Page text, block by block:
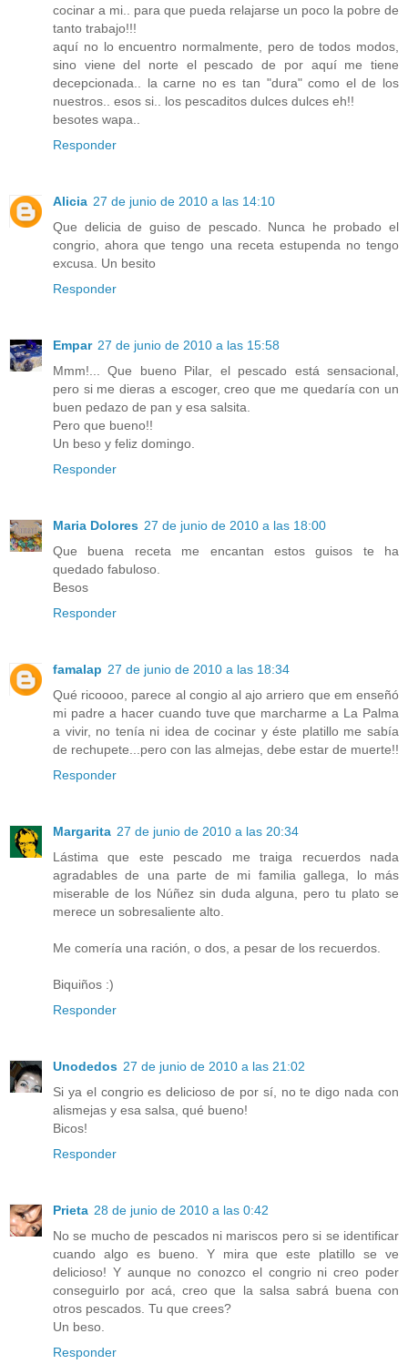
cocinar a mi.. para que pueda relajarse un poco la pobre de
tanto trabajo!!!
aquí no lo encuentro normalmente, pero de todos modos,
sino viene del norte el pescado de por aquí me tiene
decepcionada.. la carne no es tan "dura" como el de los
nuestros.. esos si.. los pescaditos dulces dulces eh!!
besotes wapa..
Responder
Alicia 27 de junio de 2010 a las 14:10
Que delicia de guiso de pescado. Nunca he probado el
congrio, ahora que tengo una receta estupenda no tengo
excusa. Un besito
Responder
Empar 27 de junio de 2010 a las 15:58
Mmm!... Que bueno Pilar, el pescado está sensacional,
pero si me dieras a escoger, creo que me quedaría con un
buen pedazo de pan y esa salsita.
Pero que bueno!!
Un beso y feliz domingo.
Responder
Maria Dolores 27 de junio de 2010 a las 18:00
Que buena receta me encantan estos guisos te ha
quedado fabuloso.
Besos
Responder
famalap 27 de junio de 2010 a las 18:34
Qué ricoooo, parece al congio al ajo arriero que em enseñó
mi padre a hacer cuando tuve que marcharme a La Palma
a vivir, no tenía ni idea de cocinar y éste platillo me sabía
de rechupete...pero con las almejas, debe estar de muerte!!
Responder
Margarita 27 de junio de 2010 a las 20:34
Lástima que este pescado me traiga recuerdos nada
agradables de una parte de mi familia gallega, lo más
miserable de los Núñez sin duda alguna, pero tu plato se
merece un sobresaliente alto.
Me comería una ración, o dos, a pesar de los recuerdos.
Biquiños :)
Responder
Unodedos 27 de junio de 2010 a las 21:02
Si ya el congrio es delicioso de por sí, no te digo nada con
alismejas y esa salsa, qué bueno!
Bicos!
Responder
Prieta 28 de junio de 2010 a las 0:42
No se mucho de pescados ni mariscos pero si se identificar
cuando algo es bueno. Y mira que este platillo se ve
delicioso! Y aunque no conozco el congrio ni creo poder
conseguirlo por acá, creo que la salsa sabrá buena con
otros pescados. Tu que crees?
Un beso.
Responder